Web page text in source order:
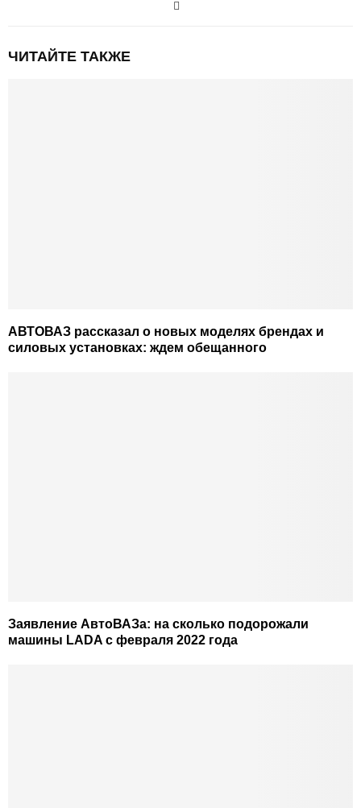
ЧИТАЙТЕ ТАКЖЕ
АВТОВАЗ рассказал о новых моделях брендах и
силовых установках: ждем обещанного
Заявление АвтоВАЗа: на сколько подорожали
машины LADA с февраля 2022 года